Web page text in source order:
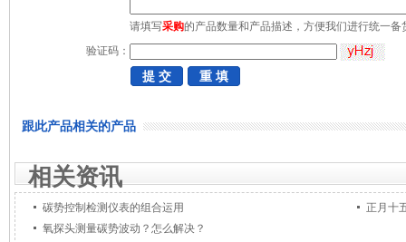
请填写采购的产品数量和产品描述，方便我们进行统一备
验证码：
跟此产品相关的产品
相关资讯
碳势控制检测仪表的组合运用
正月十
氧探头测量碳势波动？怎么解决？